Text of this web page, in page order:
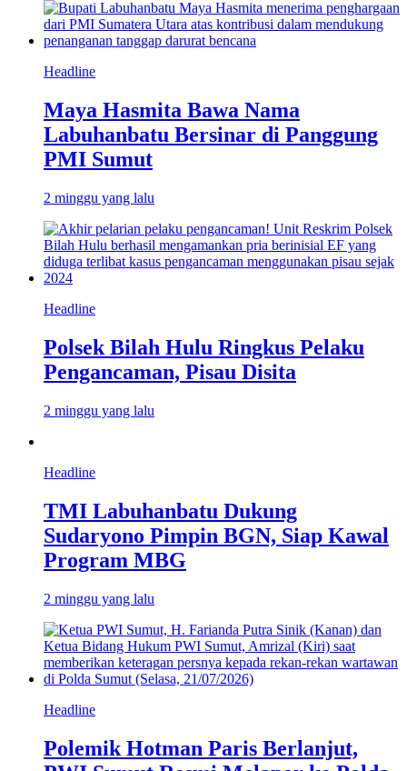
Headline
Maya Hasmita Bawa Nama
Labuhanbatu Bersinar di Panggung
PMI Sumut
2 minggu yang lalu
Headline
Polsek Bilah Hulu Ringkus Pelaku
Pengancaman, Pisau Disita
2 minggu yang lalu
Headline
TMI Labuhanbatu Dukung
Sudaryono Pimpin BGN, Siap Kawal
Program MBG
2 minggu yang lalu
Headline
Polemik Hotman Paris Berlanjut,